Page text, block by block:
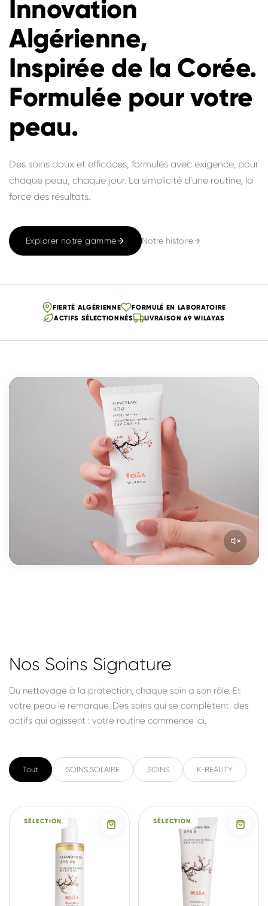
Innovation
Algérienne,
Inspirée de la Corée.
Formulée pour votre
peau.
Des soins doux et efficaces, formulés avec exigence, pour
chaque peau, chaque jour. La simplicité d'une routine, la
force des résultats.
Explorer notre gamme Notre histoire
FIERTÉ ALGÉRIENNE
FORMULÉ EN LABORATOIRE
ACTIFS SÉLECTIONNÉS
LIVRAISON 69 WILAYAS
Nos Soins Signature
Du nettoyage à la protection, chaque soin a son rôle. Et
votre peau le remarque. Des soins qui se complètent, des
actifs qui agissent : votre routine commence ici.
Tout SOINS SOLAIRE SOINS K-BEAUTY
SÉLECTION SÉLECTION